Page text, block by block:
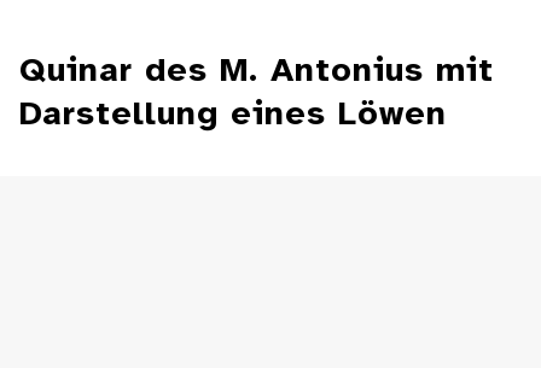
Quinar des M. Antonius mit
Darstellung eines Löwen